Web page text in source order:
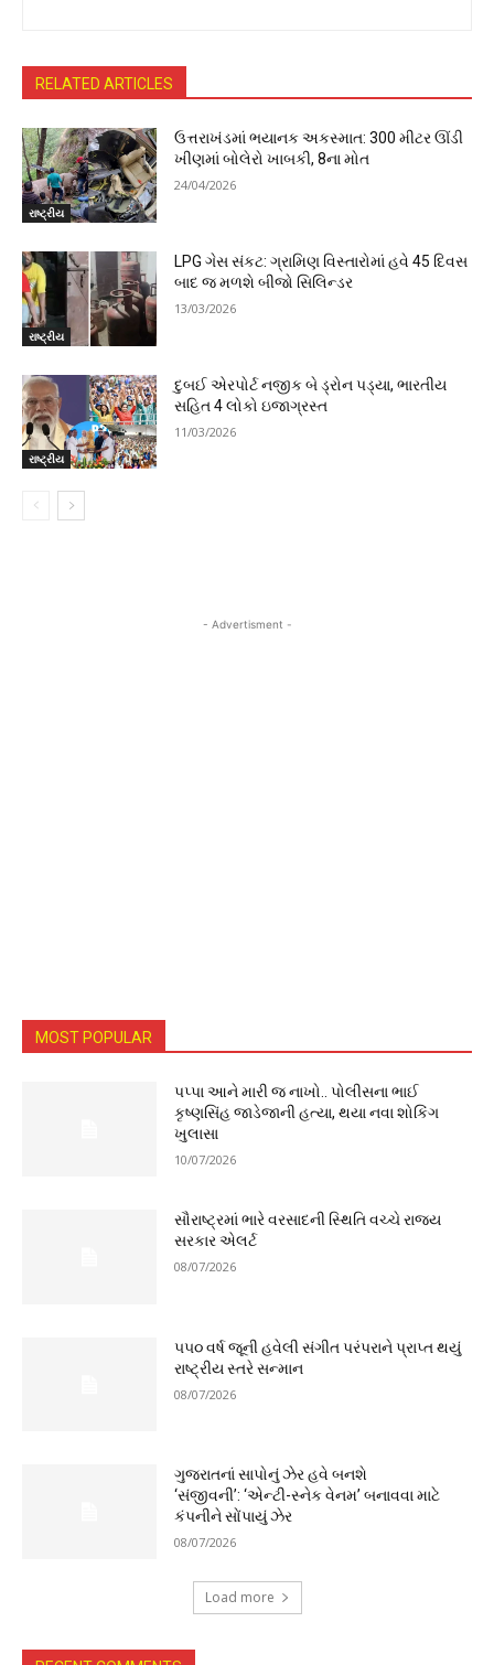
RELATED ARTICLES
રાષ્ટ્રીય
ઉત્તરાખંડમાં ભયાનક અકસ્માત: 300 મીટર ઊંડી
ખીણમાં બોલેરો ખાબકી, 8ના મોત
24/04/2026
રાષ્ટ્રીય
LPG ગેસ સંકટ: ગ્રામિણ વિસ્તારોમાં હવે 45 દિવસ
બાદ જ મળશે બીજો સિલિન્ડર
13/03/2026
રાષ્ટ્રીય
દુબઈ એરપોર્ટ નજીક બે ડ્રોન પડ્યા, ભારતીય
સહિત 4 લોકો ઇજાગ્રસ્ત
11/03/2026
- Advertisment -
MOST POPULAR
પપ્પા આને મારી જ નાખો.. પોલીસના ભાઈ
કૃષ્ણસિંહ જાડેજાની હત્યા, થયા નવા શોકિંગ
ખુલાસા
10/07/2026
સૌરાષ્ટ્રમાં ભારે વરસાદની સ્થિતિ વચ્ચે રાજ્ય
સરકાર એલર્ટ
08/07/2026
૫૫૦ વર્ષ જૂની હવેલી સંગીત પરંપરાને પ્રાપ્ત થયું
રાષ્ટ્રીય સ્તરે સન્માન
08/07/2026
ગુજરાતનાં સાપોનું ઝેર હવે બનશે
‘સંજીવની’: ‘એન્ટી-સ્નેક વેનમ’ બનાવવા માટે
કંપનીને સોંપાયું ઝેર
08/07/2026
Load more